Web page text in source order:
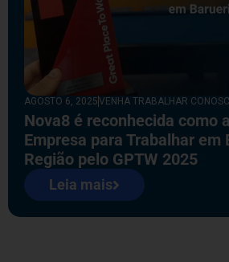
AGOSTO 6, 2025VENHA TRABALHAR
Nova8 é reconhecida como
Empresa para Trabalhar em
Região pelo GPTW 2025
Leia mais